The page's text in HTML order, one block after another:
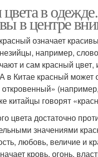
в одежде.
в центре
означает
например,
и сам красный цвет,
в Китае красный может
откровенный»
китайцы говорят
цвета достаточно
значениями
любовь, величие и
кровь, огонь,